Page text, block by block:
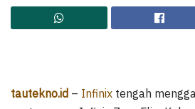
tautekno.id – Infinix tengah